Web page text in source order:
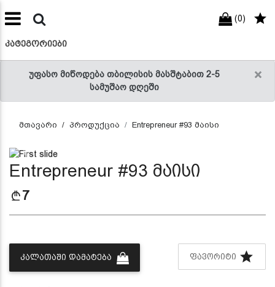
×
უფასო მიწოდება თბილისის მასშტაბით 2-5
სამუშაო დღეში
(0)
ᲙᲐᲢᲔᲒᲝᲠᲘᲔᲑᲘ
მთავარი პროდუქცია Entrepreneur #93 მაისი
Previous
Entrepreneur #93 მაისი
7
ᲙᲐᲚᲐᲗᲐᲨᲘ ᲓᲐᲛᲐᲢᲔᲑᲐ ᲤᲐᲕᲝᲠᲘᲢᲘ